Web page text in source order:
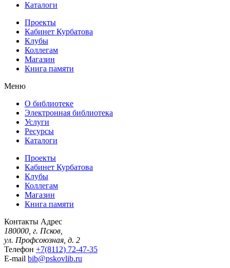
Каталоги
Проекты
Кабинет Курбатова
Клубы
Коллегам
Магазин
Книга памяти
Меню
О библиотеке
Электронная библиотека
Услуги
Ресурсы
Каталоги
Проекты
Кабинет Курбатова
Клубы
Коллегам
Магазин
Книга памяти
Контакты Адрес
180000, г. Псков,
ул. Профсоюзная, д. 2
Телефон +7(8112) 72-47-35
E-mail bib@pskovlib.ru